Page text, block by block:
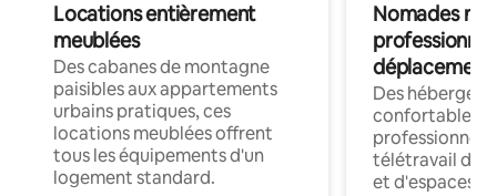
Locations entièrement
meublées
Des cabanes de montagne
paisibles aux appartements
urbains pratiques, ces
locations meublées offrent
tous les équipements d'un
logement standard.
Nomades
déplacement
Des
confortables
professionnels
télétravail
et d'espaces